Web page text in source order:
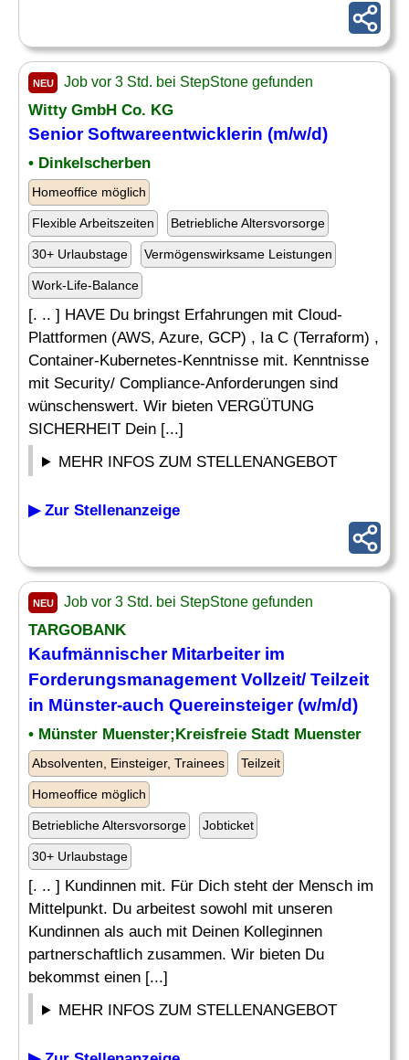
NEU Job vor 3 Std. bei StepStone gefunden
Witty GmbH Co. KG
Senior Softwareentwicklerin (m/w/d)
• Dinkelscherben
Homeoffice möglich
Flexible Arbeitszeiten Betriebliche Altersvorsorge
30+ Urlaubstage Vermögenswirksame Leistungen
Work-Life-Balance
[. .. ] HAVE Du bringst Erfahrungen mit Cloud-
Plattformen (AWS, Azure, GCP) , Ia C (Terraform) ,
Container-Kubernetes-Kenntnisse mit. Kenntnisse
mit Security/ Compliance-Anforderungen sind
wünschenswert. Wir bieten VERGÜTUNG
SICHERHEIT Dein [...]
MEHR INFOS ZUM STELLENANGEBOT
▶ Zur Stellenanzeige
NEU Job vor 3 Std. bei StepStone gefunden
TARGOBANK
Kaufmännischer Mitarbeiter im
Forderungsmanagement Vollzeit/ Teilzeit
in Münster-auch Quereinsteiger (w/m/d)
• Münster Muenster;Kreisfreie Stadt Muenster
Absolventen, Einsteiger, Trainees Teilzeit
Homeoffice möglich
Betriebliche Altersvorsorge Jobticket
30+ Urlaubstage
[. .. ] Kundinnen mit. Für Dich steht der Mensch im
Mittelpunkt. Du arbeitest sowohl mit unseren
Kundinnen als auch mit Deinen Kolleginnen
partnerschaftlich zusammen. Wir bieten Du
bekommst einen [...]
MEHR INFOS ZUM STELLENANGEBOT